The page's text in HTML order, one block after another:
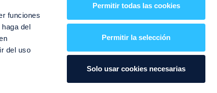
funciones
del
del uso
Permitir todas las cookies
Permitir la selección
Solo usar cookies necesarias
y mucho más